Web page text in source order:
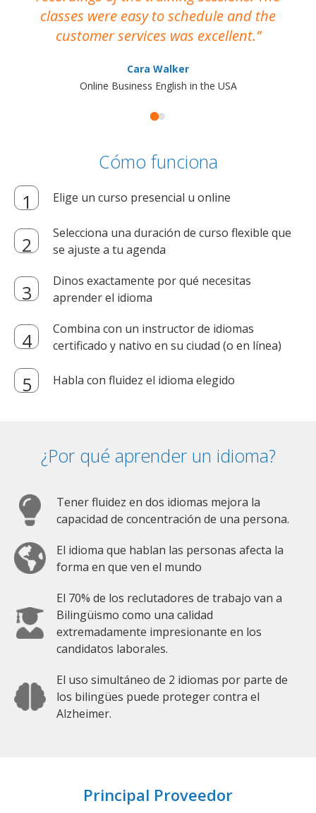
classes were easy to schedule and the
customer services was excellent.
Cara Walker
Online Business English in the USA
Cómo funciona
Elige un curso presencial u online
Selecciona una duración de curso flexible que
se ajuste a tu agenda
Dinos exactamente por qué necesitas
aprender el idioma
Combina con un instructor de idiomas
certificado y nativo en su ciudad (o en línea)
Habla con fluidez el idioma elegido
¿Por qué aprender un idioma?
Tener fluidez en dos idiomas mejora la
capacidad de concentración de una persona.
El idioma que hablan las personas afecta la
forma en que ven el mundo
El 70% de los reclutadores de trabajo van a
Bilingüismo como una calidad
extremadamente impresionante en los
candidatos laborales.
El uso simultáneo de 2 idiomas por parte de
los bilingües puede proteger contra el
Alzheimer.
Principal Proveedor